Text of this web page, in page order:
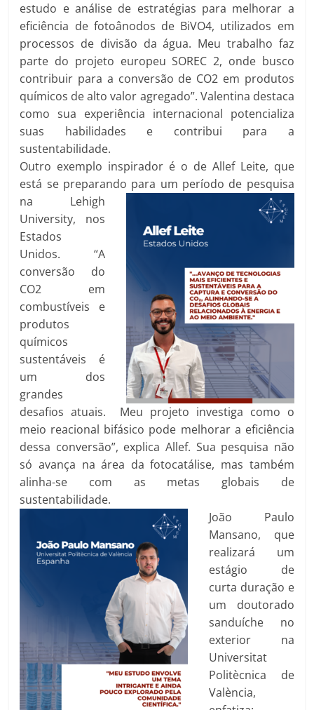
estudo e análise de estratégias para melhorar a
eficiência de fotoânodos de BiVO4, utilizados em
processos de divisão da água. Meu trabalho faz
parte do projeto europeu SOREC 2, onde busco
contribuir para a conversão de CO2 em produtos
químicos de alto valor agregado”. Valentina destaca
como sua experiência internacional potencializa
suas habilidades e contribui para a
sustentabilidade.
Outro exemplo inspirador é o de Allef Leite, que
está se preparando para um período de pesquisa
na Lehigh
University, nos
Estados
Unidos. “A
conversão do
CO2 em
combustíveis e
produtos
químicos
sustentáveis é
um dos
grandes
desafios atuais. Meu projeto investiga como o
meio reacional bifásico pode melhorar a eficiência
dessa conversão”, explica Allef. Sua pesquisa não
só avança na área da fotocatálise, mas também
alinha-se com as metas globais de
sustentabilidade.
João Paulo
Mansano, que
realizará um
estágio de
curta duração e
um doutorado
sanduíche no
exterior na
Universitat
Politècnica de
València,